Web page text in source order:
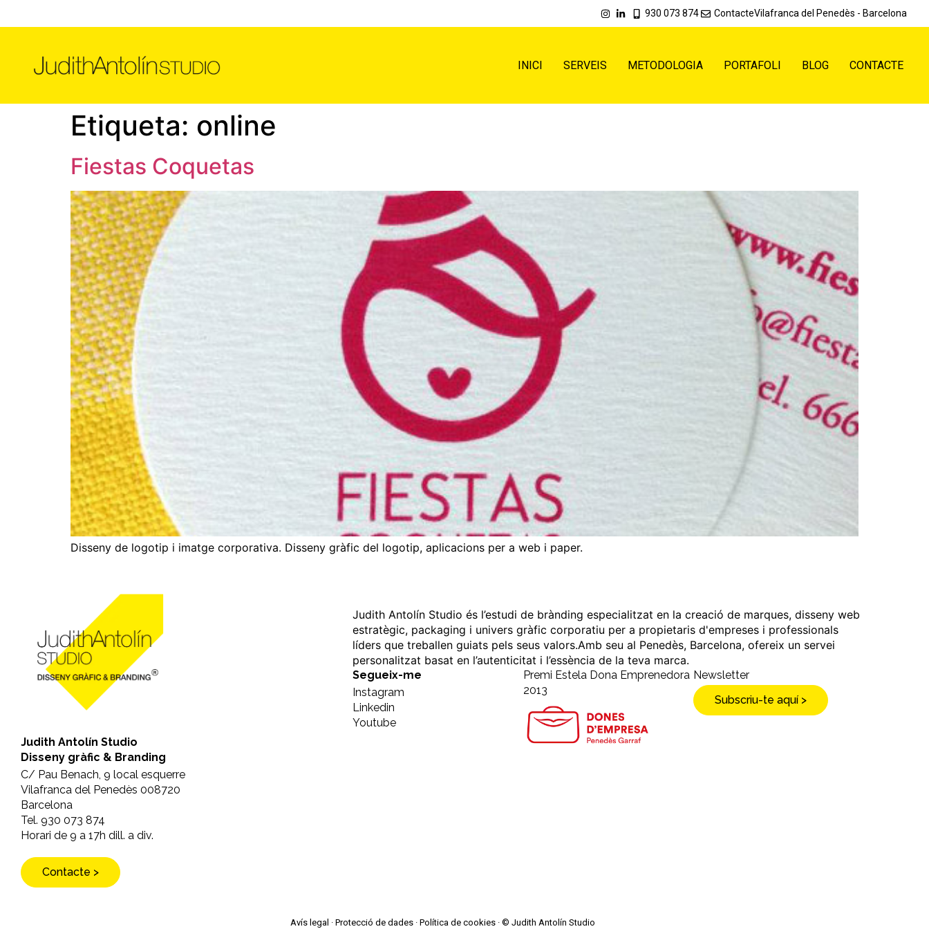
930 073 874 ContacteVilafranca del Penedès - Barcelona
INICI SERVEIS METODOLOGIA PORTAFOLI BLOG CONTACTE
Etiqueta: online
Fiestas Coquetas
Disseny de logotip i imatge corporativa. Disseny gràfic del logotip, aplicacions per a web i paper.
Judith Antolín Studio
Disseny gràfic & Branding
C/ Pau Benach, 9 local esquerre
Vilafranca del Penedès 008720
Barcelona
Tel. 930 073 874
Horari de 9 a 17h dill. a div.
Contacte >
Judith Antolín Studio és l’estudi de brànding especialitzat en la creació de marques, disseny web
estratègic, packaging i univers gràfic corporatiu per a propietaris d'empreses i professionals
líders que treballen guiats pels seus valors.Amb seu al Penedès, Barcelona, ofereix un servei
personalitzat basat en l’autenticitat i l’essència de la teva marca.
Segueix-me
Instagram
Linkedin
Youtube
Premi Estela Dona Emprenedora
2013
Newsletter
Subscriu-te aquí >
Avís legal · Protecció de dades· Política de cookies· © Judith Antolín Studio